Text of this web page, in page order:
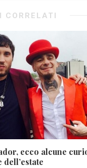
CORRELATI
ecco alcune